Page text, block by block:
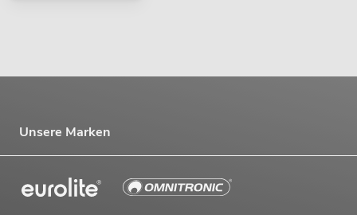
Unsere Marken